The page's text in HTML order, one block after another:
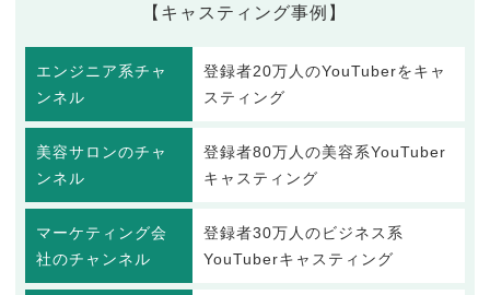
【キャスティング事例】
エンジニア系チャ
ンネル
登録者20万人のYouTuberをキャ
スティング
美容サロンのチャ
ンネル
登録者80万人の美容系YouTuber
キャスティング
マーケティング会
社のチャンネル
登録者30万人のビジネス系
YouTuberキャスティング